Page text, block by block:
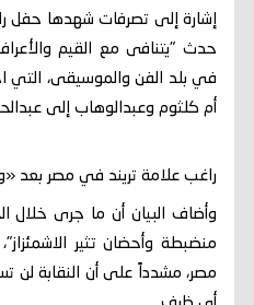
إشارة إلى تصرفات شهدها حفل
حدث "يتنافى مع القيم
في بلد الفن والموسيقى، التي
أم كلثوم وعبدالوهاب إلى
راغب علامة تريند في مصر بعد
وأضاف البيان أن ما جرى خلال
منضبطة وأحضان تثير
مصر، مشدداً على أن النقابة لن